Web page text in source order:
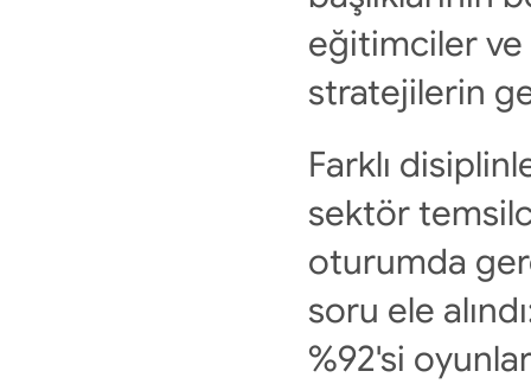
eğitimciler ve
stratejilerin
Farklı
sektör
oturumda
soru ele
%92'si